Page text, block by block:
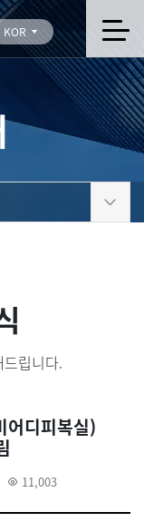
KOR
립니다.
어디피복실)
11,003